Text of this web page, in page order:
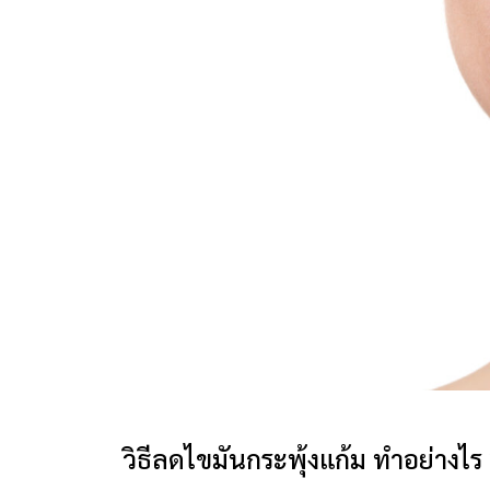
วิธีลดไขมันกระพุ้งแก้ม ทำอย่างไร